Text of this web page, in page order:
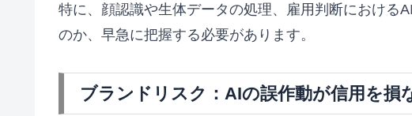
特に、顔認識や生体データの処理、雇用判断における
のか、早急に把握する必要があります。
ブランドリスク：AIの誤作動が信用を損